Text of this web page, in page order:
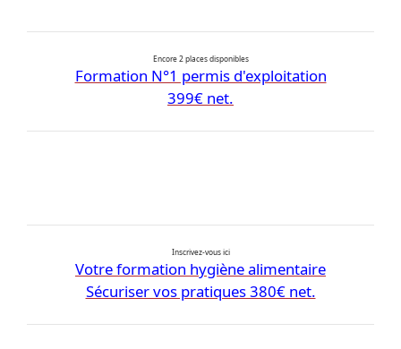
Encore 2 places disponibles
Formation N°1 permis d'exploitation
399€ net.
Inscrivez-vous ici
Votre formation hygiène alimentaire
Sécuriser vos pratiques 380€ net.